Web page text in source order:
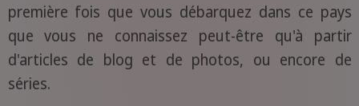
première fois que vous débarquez dans ce pays
que vous ne connaissez peut-être qu'à partir
d'articles de blog et de photos, ou encore de
séries.